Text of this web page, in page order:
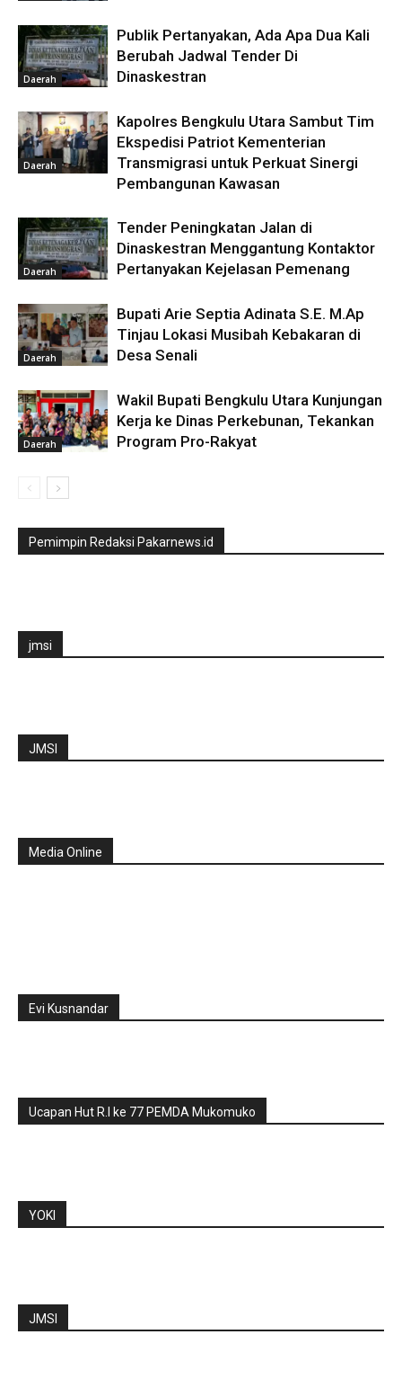
Daerah
Publik Pertanyakan, Ada Apa Dua Kali
Berubah Jadwal Tender Di
Dinaskestran
Daerah
Kapolres Bengkulu Utara Sambut Tim
Ekspedisi Patriot Kementerian
Transmigrasi untuk Perkuat Sinergi
Pembangunan Kawasan
Daerah
Tender Peningkatan Jalan di
Dinaskestran Menggantung Kontaktor
Pertanyakan Kejelasan Pemenang
Daerah
Bupati Arie Septia Adinata S.E. M.Ap
Tinjau Lokasi Musibah Kebakaran di
Desa Senali
Daerah
Wakil Bupati Bengkulu Utara Kunjungan
Kerja ke Dinas Perkebunan, Tekankan
Program Pro-Rakyat
Pemimpin Redaksi Pakarnews.id
jmsi
JMSI
Media Online
Evi Kusnandar
Ucapan Hut R.I ke 77 PEMDA Mukomuko
YOKI
JMSI